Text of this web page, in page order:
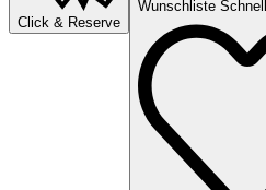
Click & Reserve
Wunschliste